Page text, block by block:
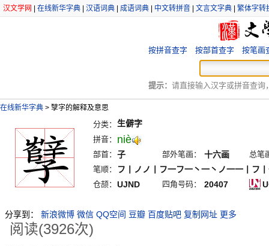
汉文学网 在线新华字典 汉语词典 成语词典 中文转拼音 文言文字典 繁体字转
按拼音查字 按部首查字 按笔画
提示： 请直接输入汉字或拼音查询
在线新华字典 > 孼字的解释及意思
分类： 生僻字
拼音： niè
部首： 子 部外笔画： 十六画
总笔
笔顺：
フ丨ノノ丨フ一フ一丶一丶ノ一一丨フ
仓颉： UJND 四角号码： 20407
分享到： 新浪微博 微信 QQ空间 豆瓣 百度贴吧 复制网址 更多
阅读(3926次)